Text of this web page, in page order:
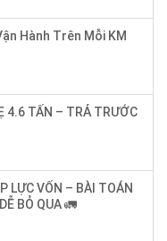
Hành Trên Mỗi KM
4.6 TẤN – TRẢ TRƯỚC
LỰC VỐN – BÀI TOÁN
BỎ QUA 🚛